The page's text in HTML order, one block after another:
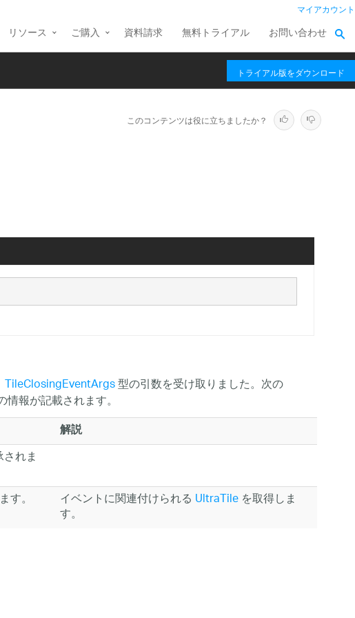
マイアカウント
リソース ご購入 資料請求 無料トライアル お問い合わせ
トライアル版をダウンロード
このコンテンツは役に立ちましたか？
TileClosingEventArgs型の引数を受け取りました。次の
報が記載されます。
解説
れま
。 イベントに関連付けられる UltraTileを取得しま
す。